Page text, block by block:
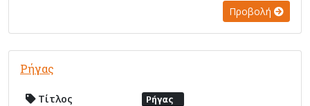
Προβολή
Ρήγας
Τίτλος Ρήγας